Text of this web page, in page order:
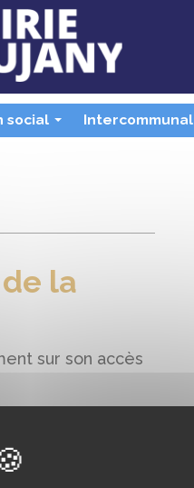
la
sur son accès
social